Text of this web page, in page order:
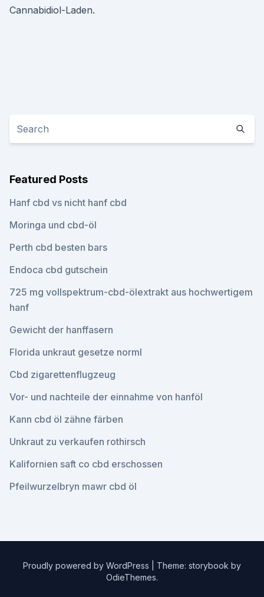
Cannabidiol-Laden.
Featured Posts
Hanf cbd vs nicht hanf cbd
Moringa und cbd-öl
Perth cbd besten bars
Endoca cbd gutschein
725 mg vollspektrum-cbd-ölextrakt aus hochwertigem
hanf
Gewicht der hanffasern
Florida unkraut gesetze norml
Cbd zigarettenflugzeug
Vor- und nachteile der einnahme von hanföl
Kann cbd öl zähne färben
Unkraut zu verkaufen rothirsch
Kalifornien saft co cbd erschossen
Pfeilwurzelbryn mawr cbd öl
Proudly powered by WordPress
Theme: storybook by
OdieThemes.